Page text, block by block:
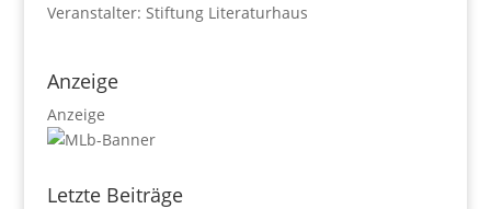
Veranstalter: Stiftung Literaturhaus
Anzeige
Anzeige
Letzte Beiträge